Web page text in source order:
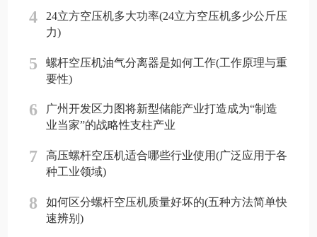
4
24立方空压机多大功率(24立方空压机多少公斤压
力)
5
螺杆空压机油气分离器是如何工作(工作原理与重
要性)
6
广州开发区力图将新型储能产业打造成为“制造
业当家”的战略性支柱产业
7
高压螺杆空压机适合哪些行业使用(广泛应用于各
种工业领域)
8
如何区分螺杆空压机质量好坏的(五种方法简单快
速辨别)